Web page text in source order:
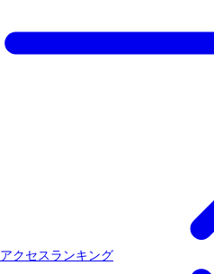
アクセスランキング